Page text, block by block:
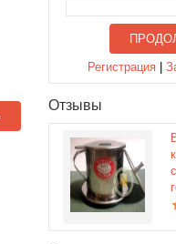
Регистрация |
Отзывы